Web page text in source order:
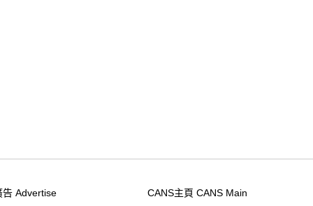
告 Advertise CANS主頁 CANS Main